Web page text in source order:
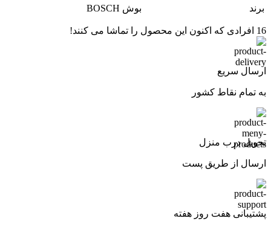
برند بوش BOSCH
16 افرادی که اکنون این محصول را تماشا می کنند!
ارسال سریع
به تمام نقاط کشور
تحویل درب منزل
ارسال از طریق پست
پشتیبانی هفت روز هفته